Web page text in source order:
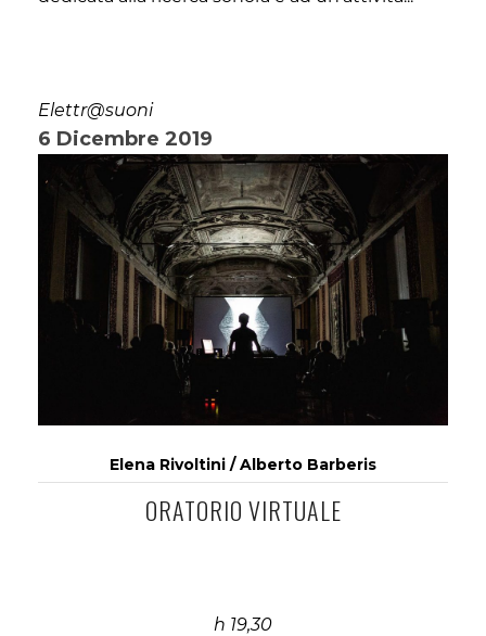
Elettr@suoni
6 Dicembre 2019
Elena Rivoltini / Alberto Barberis
ORATORIO VIRTUALE
h 19,30